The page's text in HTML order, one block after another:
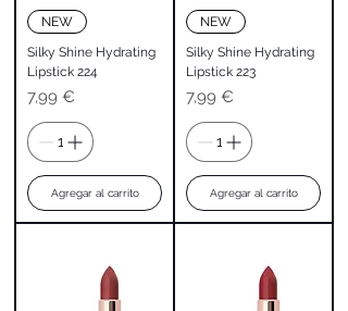
NEW
Silky Shine Hydrating
Lipstick 224
Precio
7,99 €
Agregar al carrito
NEW
Silky Shine Hydrating
Lipstick 223
Precio
7,99 €
Agregar al carrito